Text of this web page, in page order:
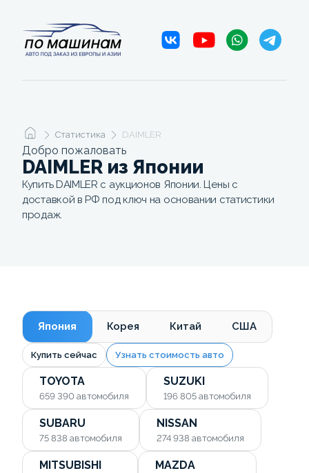
Статистика DAIMLER
Добро пожаловать
DAIMLER из Японии
Купить DAIMLER с аукционов Японии. Цены с
доставкой в РФ под ключ на основании статистики
продаж.
Япония Корея Китай США
Купить сейчас Узнать стоимость авто
TOYOTA
659 390 автомобиля
SUZUKI
196 805 автомобиля
SUBARU
75 838 автомобиля
NISSAN
274 938 автомобиля
MITSUBISHI MAZDA